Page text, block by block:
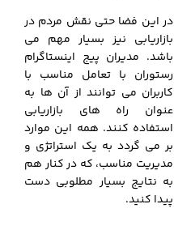
در این فضا حتی نقش مردم در
بازاریابی نیز بسیار مهم می
باشد. مدیران پیج اینستاگرام
رستوران با تعامل مناسب با
کاربران می توانند از آن ها به
عنوان راه های بازاریابی
استفاده کنند. همه این موارد
بر می گردد به یک استراتژی و
مدیریت مناسب، که در کنار هم
به نتایج بسیار مطلوبی دست
پیدا کنید.